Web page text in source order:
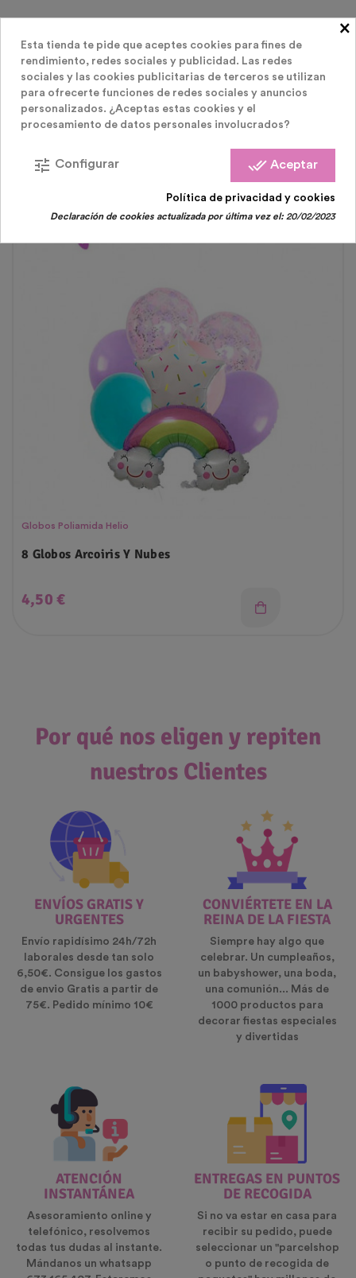
LOS CLIENTES QUE COMPRARON ESTE
PRODUCTO TAMBIÉN HAN COMPRADO:
Globos Poliamida Helio
8 Globos Arcoiris Y Nubes
Precio
4,50 €
Por qué nos eligen y repiten
nuestros Clientes
ENVÍOS GRATIS Y
URGENTES
Envío rapidísimo 24h/72h
laborales desde tan solo
6,50€. Consigue los gastos
de envio Gratis a partir de
75€. Pedido mínimo 10€
CONVIÉRTETE EN LA
REINA DE LA FIESTA
Siempre hay algo que
celebrar. Un cumpleaños,
un babyshower, una boda,
una comunión... Más de
1000 productos para
decorar fiestas especiales
y divertidas
ATENCIÓN
INSTANTÁNEA
Asesoramiento online y
telefónico, resolvemos
todas tus dudas al instante.
Mándanos un whatsapp
ENTREGAS EN PUNTOS
DE RECOGIDA
Si no va estar en casa para
recibir su pedido, puede
seleccionar un "parcelshop
o punto de recogida de
×
Esta tienda te pide que aceptes cookies para fines de
rendimiento, redes sociales y publicidad. Las redes
sociales y las cookies publicitarias de terceros se utilizan
para ofrecerte funciones de redes sociales y anuncios
personalizados. ¿Aceptas estas cookies y el
procesamiento de datos personales involucrados?
done_all Aceptar
tune Configurar
Política de privacidad y cookies
Declaración de cookies actualizada por última vez el:20/02/2023